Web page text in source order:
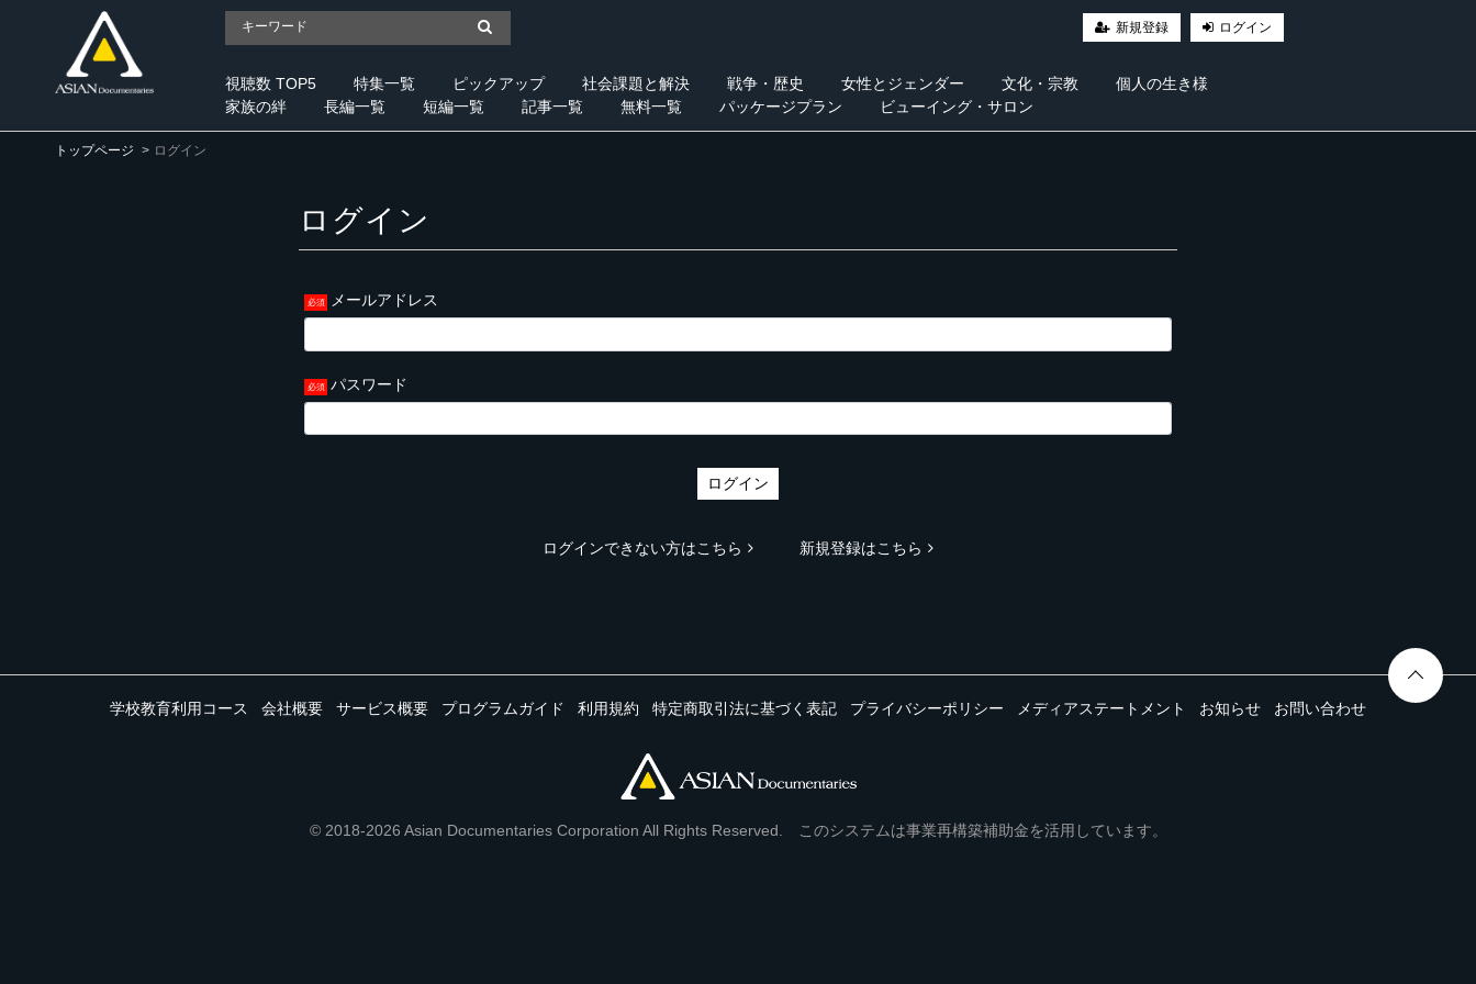
新規登録 ログイン
視聴数 TOP5 特集一覧 ピックアップ 社会課題と解決 戦争・歴史 女性とジェンダー 文化・宗教
個人の生き様
家族の絆
長編一覧 短編一覧 記事一覧 無料一覧 パッケージプラン ビューイング・サロン
トップページ ログイン
ログイン
メールアドレス
パスワード
ログイン
ログインできない方はこちら 新規登録はこちら
学校教育利用コース 会社概要 サービス概要 プログラムガイド 利用規約 特定商取引法に基づく表記 プライバシーポリシー メディアステートメント お知らせ お問い合わせ
© 2018-2026 Asian Documentaries Corporation All Rights Reserved. このシステムは事業再構築補助金を活用しています。